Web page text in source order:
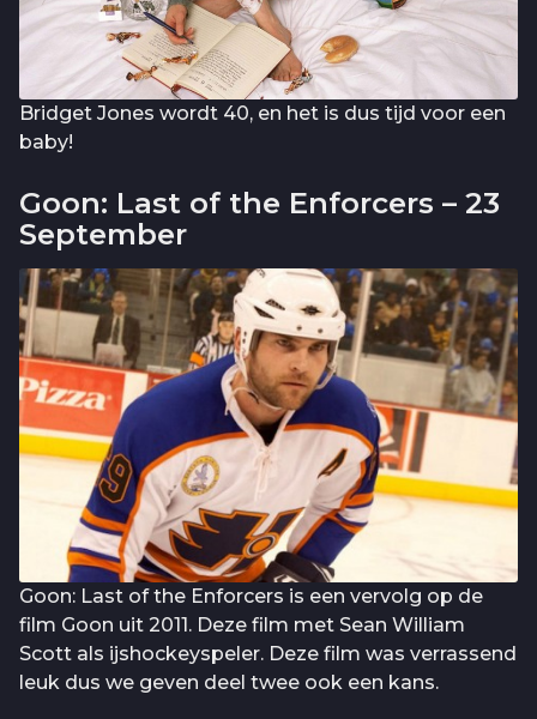
Bridget Jones wordt 40, en het is dus tijd voor een
baby!
Goon: Last of the Enforcers – 23
September
Goon: Last of the Enforcers is een vervolg op de
film Goon uit 2011. Deze film met Sean William
Scott als ijshockeyspeler. Deze film was verrassend
leuk dus we geven deel twee ook een kans.